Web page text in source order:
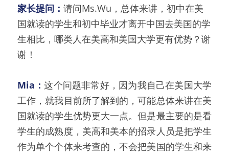
家长提问： 请问Ms.Wu，总体来讲，初中在美
国就读的学生和初中毕业才离开中国去美国的学
生相比，哪类人在美高和美国大学更有优势？谢
谢！
Mia：这个问题非常好，因为我自己在美国大学
工作，就我目前所了解到的，可能总体来讲在美
国就读的学生优势更大一点。但是最主要的是看
学生的成熟度，美高和美本的招录人员是把学生
作为单个个体来考查的，不会把美国的学生和来